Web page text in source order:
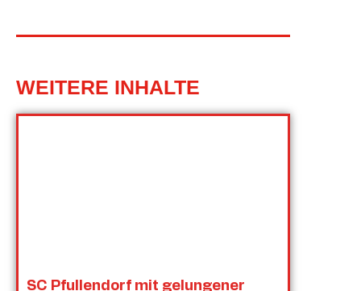
WEITERE INHALTE
SC Pfullendorf mit gelungener